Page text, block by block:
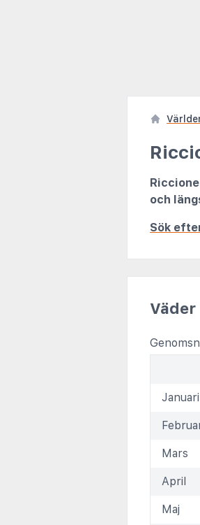
och
Sök
Januari
Mars
April
Maj